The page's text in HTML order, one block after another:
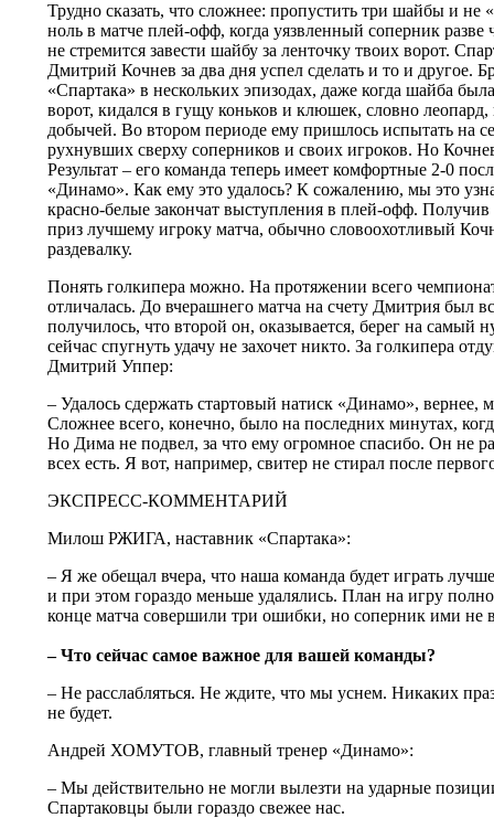
Трудно сказать, что сложнее: пропустить три шайбы и не
ноль в матче плей-офф, когда уязвленный соперник
не стремится завести шайбу за ленточку твоих ворот.
Дмитрий Кочнев за два дня успел сделать и то и другое.
«Спартака» в нескольких эпизодах, даже когда шайба
ворот, кидался в гущу коньков и клюшек, словно леопард,
добычей. Во втором периоде ему пришлось испытать на
рухнувших сверху соперников и своих игроков. Но
Результат – его команда теперь имеет комфортные 2-0
«Динамо». Как ему это удалось? К сожалению, мы это
красно-белые закончат выступления в плей-офф.
приз лучшему игроку матча, обычно словоохотливый
раздевалку.
Понять голкипера можно. На протяжении всего
отличалась. До вчерашнего матча на счету Дмитрия был
получилось, что второй он, оказывается, берег на
сейчас спугнуть удачу не захочет никто. За голкипера
Дмитрий Уппер:
– Удалось сдержать стартовый натиск «Динамо»,
Сложнее всего, конечно, было на последних минутах,
Но Дима не подвел, за что ему огромное спасибо. Он не
всех есть. Я вот, например, свитер не стирал после
ЭКСПРЕСС-КОММЕНТАРИЙ
Милош РЖИГА, наставник «Спартака»:
– Я же обещал вчера, что наша команда будет играть
и при этом гораздо меньше удалялись. План на игру
конце матча совершили три ошибки, но соперник ими не
– Что сейчас самое важное для вашей команды?
– Не расслабляться. Не ждите, что мы уснем. Никаких
не будет.
Андрей ХОМУТОВ, главный тренер «Динамо»:
– Мы действительно не могли вылезти на ударные
Спартаковцы были гораздо свежее нас.